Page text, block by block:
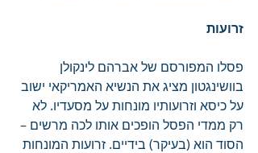
זרועות
פסלו המפורסם של אברהם לינקולן
בוושינגטון מציג את הנשיא האמריקאי ישוב
על כיסא וזרועותיו מונחות על מסעדיו. לא
רק ממדי הפסל הופכים אותו לכה מרשים –
הסוד הוא (בעיקר) בידיים. זרועות המונחות